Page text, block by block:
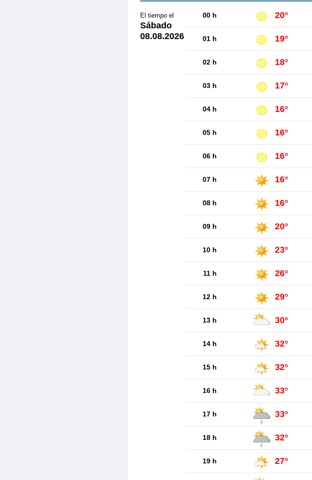
El tiempo el
Sábado
08.08.2026
00 h 20°
01 h 19°
02 h 18°
03 h 17°
04 h 16°
05 h 16°
06 h 16°
07 h 16°
08 h 16°
09 h 20°
10 h 23°
11 h 26°
12 h 29°
13 h 30°
14 h 32°
15 h 32°
16 h 33°
17 h 33°
18 h 32°
19 h 27°